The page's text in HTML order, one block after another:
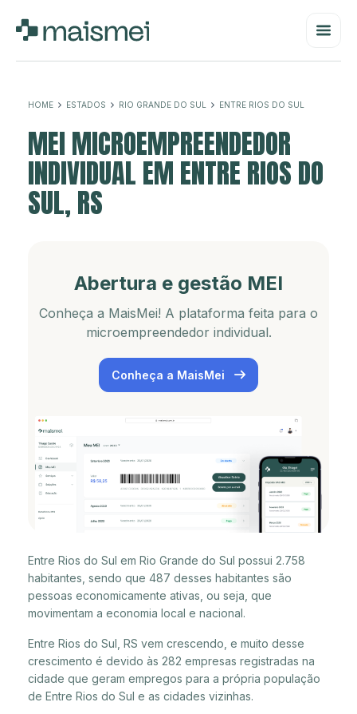
HOME ESTADOS RIO GRANDE DO SUL ENTRE RIOS DO SUL
MEI MICROEMPREENDEDOR
INDIVIDUAL EM ENTRE RIOS DO
SUL, RS
Abertura e gestão MEI
Conheça a MaisMei! A plataforma feita para o
microempreendedor individual.
Conheça a MaisMei
Entre Rios do Sul em Rio Grande do Sul possui 2.758
habitantes, sendo que 487 desses habitantes são
pessoas economicamente ativas, ou seja, que
movimentam a economia local e nacional.
Entre Rios do Sul, RS vem crescendo, e muito desse
crescimento é devido às 282 empresas registradas na
cidade que geram empregos para a própria população
de Entre Rios do Sul e as cidades vizinhas.